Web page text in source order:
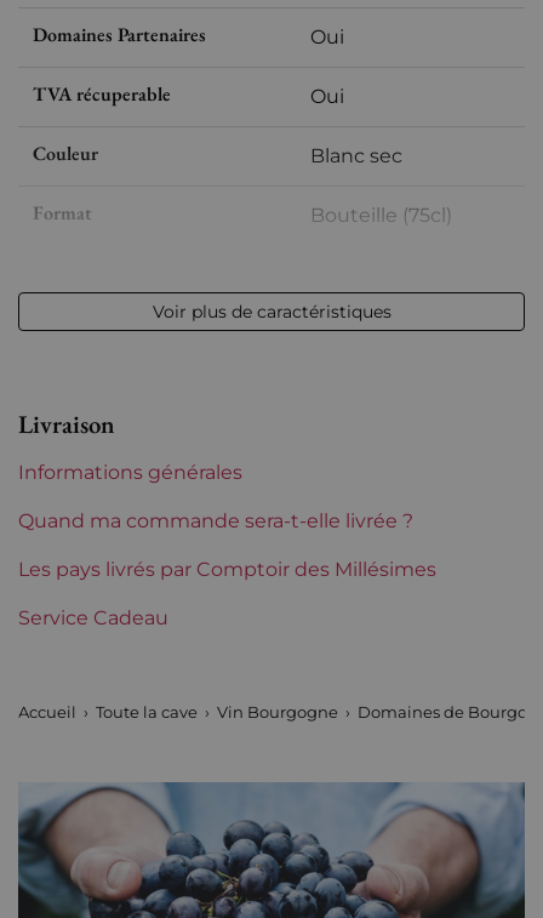
Domaines Partenaires Oui
TVA récuperable Oui
Couleur Blanc sec
Format Bouteille (75cl)
Volume 12,50 % vol - 75 cl
Maturité À garder
Classification Bourgogne Premiers Crus
Domaines de Bourgogne
Voir plus de caractéristiques
Livraison
Informations générales
Quand ma commande sera-t-elle livrée ?
Les pays livrés par Comptoir des Millésimes
Service Cadeau
Accueil Toute la cave Vin Bourgogne Domaines de